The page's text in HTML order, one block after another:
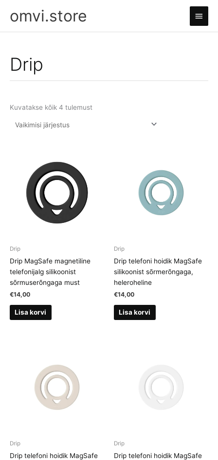
omvi.store
Main
Menu
Drip
Kuvatakse kõik 4 tulemust
Drip
Drip MagSafe magnetiline
telefonijalg silikoonist
sõrmuserõngaga must
€14,00
Lisa korvi
Drip
Drip telefoni hoidik MagSafe
silikoonist sõrmerõngaga,
heleroheline
€14,00
Lisa korvi
Drip
Drip telefoni hoidik MagSafe
Drip
Drip telefoni hoidik MagSafe